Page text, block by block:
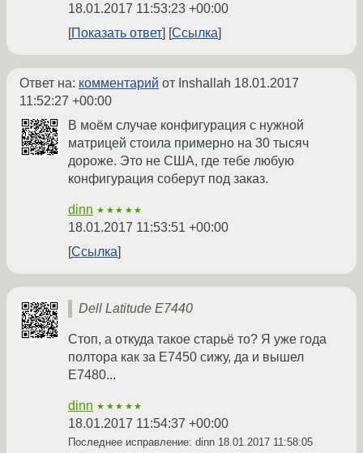
18.01.2017 11:53:23 +00:00
Показать ответ
Ссылка
Ответ на: комментарий от Inshallah 18.01.2017
11:52:27 +00:00
В моём случае конфигурация с нужной
матрицей стоила примерно на 30 тысяч
дороже. Это не США, где тебе любую
конфигурация соберут под заказ.
dinn ★★★★★
18.01.2017 11:53:51 +00:00
Ссылка
Dell Latitude E7440
Стоп, а откуда такое старьё то? Я уже года
полтора как за E7450 сижу, да и вышел
E7480...
dinn ★★★★★
18.01.2017 11:54:37 +00:00
Последнее исправление: dinn 18.01.2017 11:58:05